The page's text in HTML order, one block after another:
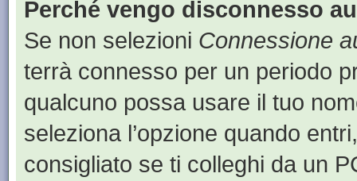
Perché vengo disconnesso
Se non selezioni Connessione
terrà connesso per un periodo
qualcuno possa usare il tuo
seleziona l’opzione quando
consigliato se ti colleghi da un